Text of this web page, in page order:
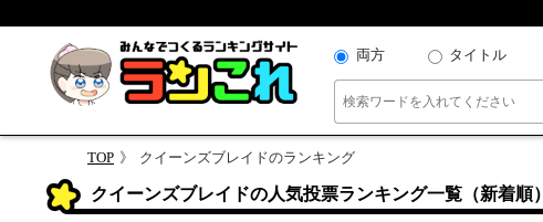
両方 タイトル
TOP クイーンズブレイドのランキング
クイーンズブレイドの人気投票ランキング一覧（新着順）